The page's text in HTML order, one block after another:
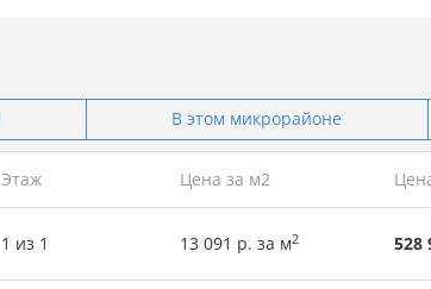
В этом микрорайоне
Этаж Цена за м2
1 из 1 13 091 р. за м2 528